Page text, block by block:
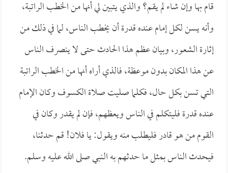
قام بها وإن شاء لم يقم؟ والذي يتبين لي أنها من الخطب الراتبة،
وأنه يسن لكل إمام عنده قدرة أن يخطب الناس، لما في ذلك من
إثارة الشعور، وبيان عظم هذا الحادث حتى لا ينصرف الناس
عن هذا المكان بدون موعظة، فالذي أراه أنها من الخطب الراتبة
التي تسن بكل حال، فكلما صليت صلاة الكسوف وكان الإمام
عنده قدرة فليتكلم في الناس ويعظهم، فإن لم يقدر وكان في
القوم من هو قادر فليطلب منه ويقول: يا فلان! قم حدثنا،
فيحدث الناس بمثل ما حدثهم به النبي صلى الله عليه وسلم.